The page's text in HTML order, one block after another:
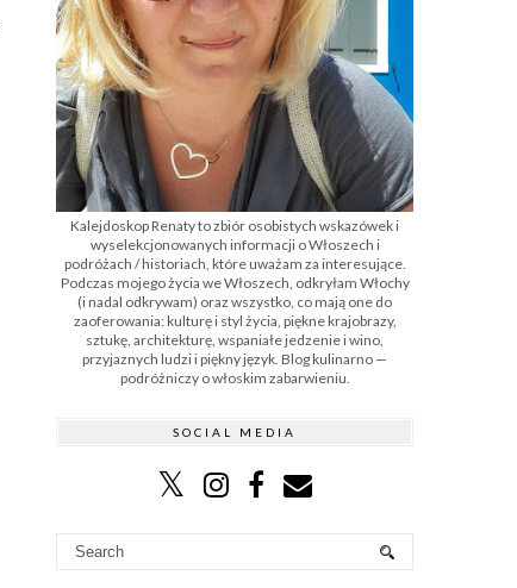
Kalejdoskop Renaty to zbiór osobistych wskazówek i
wyselekcjonowanych informacji o Włoszech i
podróżach / historiach, które uważam za interesujące.
Podczas mojego życia we Włoszech, odkryłam Włochy
(i nadal odkrywam) oraz wszystko, co mają one do
zaoferowania: kulturę i styl życia, piękne krajobrazy,
sztukę, architekturę, wspaniałe jedzenie i wino,
przyjaznych ludzi i piękny język. Blog kulinarno —
podróżniczy o włoskim zabarwieniu.
SOCIAL MEDIA